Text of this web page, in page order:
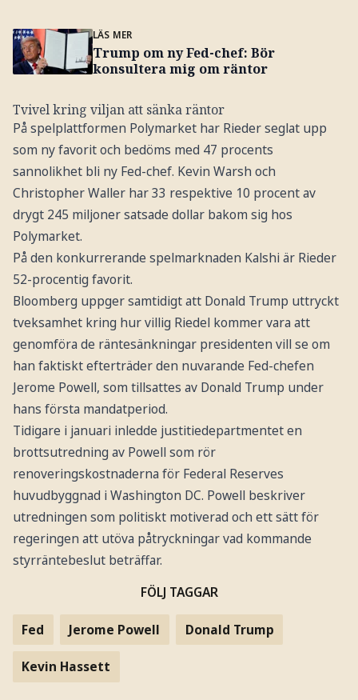
LÄS MER
Trump om ny Fed-chef: Bör
konsultera mig om räntor
Tvivel kring viljan att sänka räntor
På spelplattformen Polymarket har Rieder seglat upp
som ny favorit och bedöms med 47 procents
sannolikhet bli ny Fed-chef. Kevin Warsh och
Christopher Waller har 33 respektive 10 procent av
drygt 245 miljoner satsade dollar bakom sig hos
Polymarket.
På den konkurrerande spelmarknaden Kalshi är Rieder
52-procentig favorit.
Bloomberg uppger samtidigt att Donald Trump uttryckt
tveksamhet kring hur villig Riedel kommer vara att
genomföra de räntesänkningar presidenten vill se om
han faktiskt efterträder den nuvarande Fed-chefen
Jerome Powell, som tillsattes av Donald Trump under
hans första mandatperiod.
Tidigare i januari inledde justitiedepartmentet en
brottsutredning av Powell som rör
renoveringskostnaderna för Federal Reserves
huvudbyggnad i Washington DC. Powell beskriver
utredningen som politiskt motiverad och ett sätt för
regeringen att utöva påtryckningar vad kommande
styrräntebeslut beträffar.
FÖLJ TAGGAR
Fed Jerome Powell Donald Trump
Kevin Hassett